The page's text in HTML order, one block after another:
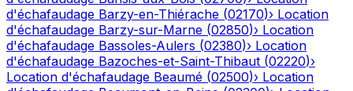
d'échafaudage Barzy-en-Thiérache (02170)› Location
d'échafaudage Barzy-sur-Marne (02850)› Location
d'échafaudage Bassoles-Aulers (02380)› Location
d'échafaudage Bazoches-et-Saint-Thibaut (02220)›
Location d'échafaudage Beaumé (02500)› Location